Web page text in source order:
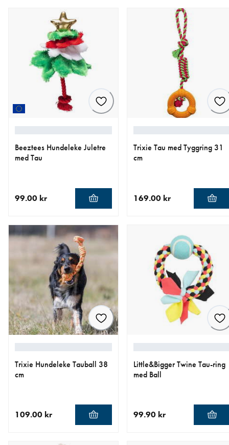
Beeztees Hundeleke Juletre
med Tau
99.00 kr
Trixie Tau med Tyggring 31
cm
169.00 kr
Trixie Hundeleke Tauball 38
cm
109.00 kr
Little&Bigger Twine Tau-­ring
med Ball
99.90 kr